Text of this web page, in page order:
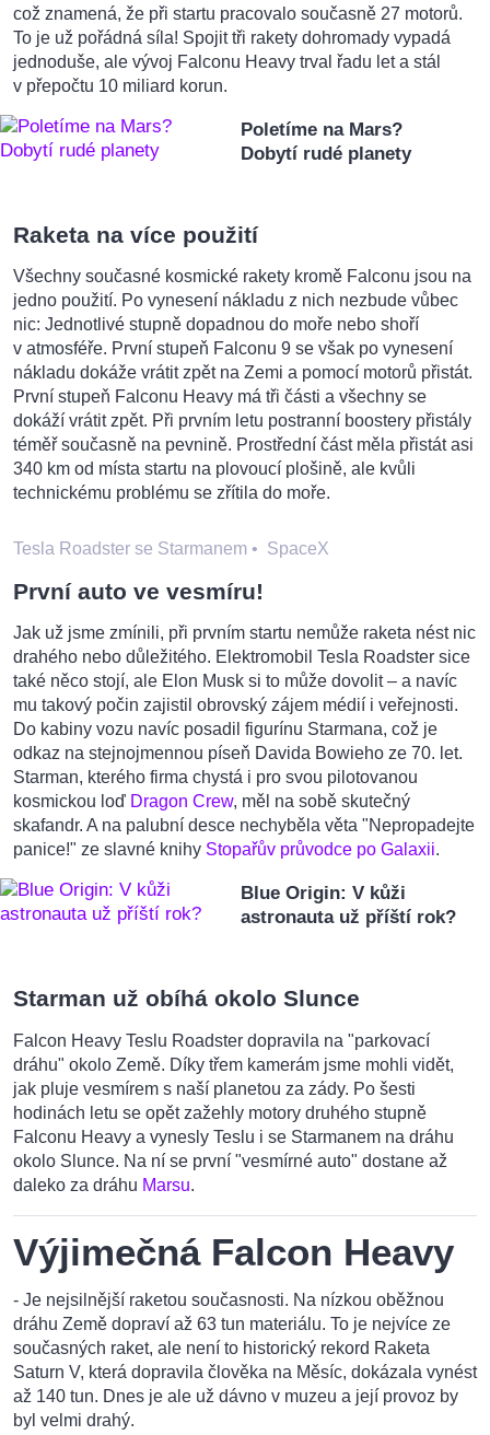
což znamená, že při startu pracovalo současně 27 motorů.
To je už pořádná síla! Spojit tři rakety dohromady vypadá
jednoduše, ale vývoj Falconu Heavy trval řadu let a stál
v přepočtu 10 miliard korun.
Poletíme na Mars?
Dobytí rudé planety
Raketa na více použití
Všechny současné kosmické rakety kromě Falconu jsou na
jedno použití. Po vynesení nákladu z nich nezbude vůbec
nic: Jednotlivé stupně dopadnou do moře nebo shoří
v atmosféře. První stupeň Falconu 9 se však po vynesení
nákladu dokáže vrátit zpět na Zemi a pomocí motorů přistát.
První stupeň Falconu Heavy má tři části a všechny se
dokáží vrátit zpět. Při prvním letu postranní boostery přistály
téměř současně na pevnině. Prostřední část měla přistát asi
340 km od místa startu na plovoucí plošině, ale kvůli
technickému problému se zřítila do moře.
Tesla Roadster se Starmanem • SpaceX
První auto ve vesmíru!
Jak už jsme zmínili, při prvním startu nemůže raketa nést nic
drahého nebo důležitého. Elektromobil Tesla Roadster sice
také něco stojí, ale Elon Musk si to může dovolit – a navíc
mu takový počin zajistil obrovský zájem médií i veřejnosti.
Do kabiny vozu navíc posadil figurínu Starmana, což je
odkaz na stejnojmennou píseň Davida Bowieho ze 70. let.
Starman, kterého firma chystá i pro svou pilotovanou
kosmickou loď Dragon Crew, měl na sobě skutečný
skafandr. A na palubní desce nechyběla věta "Nepropadejte
panice!" ze slavné knihy Stopařův průvodce po Galaxii.
Blue Origin: V kůži
astronauta už příští rok?
Starman už obíhá okolo Slunce
Falcon Heavy Teslu Roadster dopravila na "parkovací
dráhu" okolo Země. Díky třem kamerám jsme mohli vidět,
jak pluje vesmírem s naší planetou za zády. Po šesti
hodinách letu se opět zažehly motory druhého stupně
Falconu Heavy a vynesly Teslu i se Starmanem na dráhu
okolo Slunce. Na ní se první "vesmírné auto" dostane až
daleko za dráhu Marsu.
Výjimečná Falcon Heavy
- Je nejsilnější raketou současnosti. Na nízkou oběžnou
dráhu Země dopraví až 63 tun materiálu. To je nejvíce ze
současných raket, ale není to historický rekord Raketa
Saturn V, která dopravila člověka na Měsíc, dokázala vynést
až 140 tun. Dnes je ale už dávno v muzeu a její provoz by
byl velmi drahý.